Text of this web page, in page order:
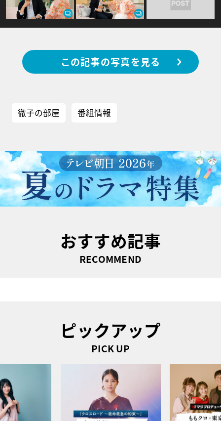
この記事の写真を見る
徹子の部屋 番組情報
おすすめ記事
RECOMMEND
ピックアップ
PICK UP